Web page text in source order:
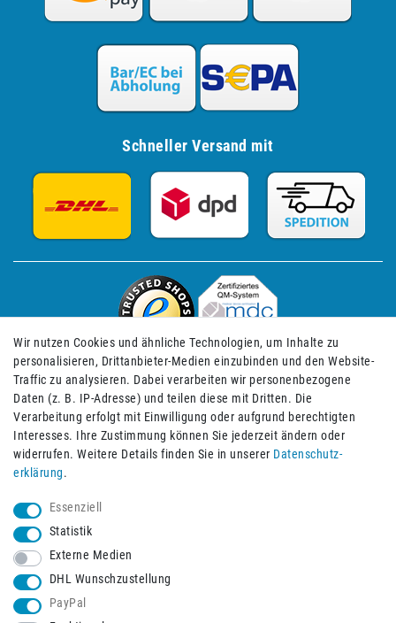
Schneller Versand mit
Impressum Daten­schutz­erklärung AGB
Wir nutzen Cookies und ähnliche Technologien, um Inhalte zu
personalisieren, Drittanbieter-Medien einzubinden und den Website-
Traffic zu analysieren. Dabei verarbeiten wir personenbezogene
Daten (z. B. IP-Adresse) und teilen diese mit Dritten. Die
Verarbeitung erfolgt mit Einwilligung oder aufgrund berechtigten
Interesses. Ihre Zustimmung können Sie jederzeit ändern oder
widerrufen. Weitere Details finden Sie in unserer Daten­schutz­
erklärung.
Essenziell
Statistik
Externe Medien
DHL Wunschzustellung
PayPal